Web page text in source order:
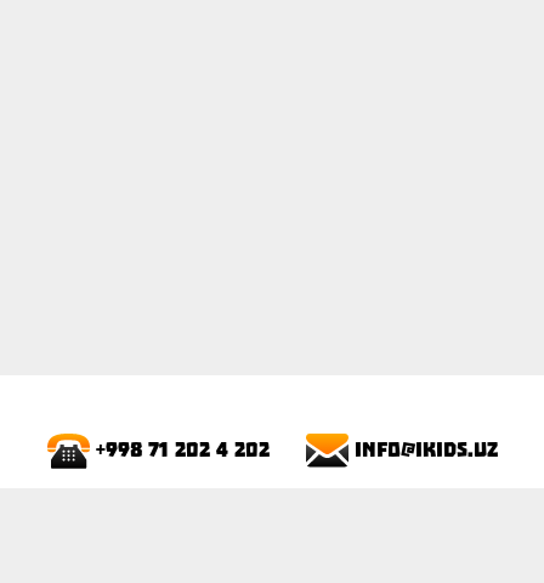
+998 71 202 4 202 info@ikids.uz